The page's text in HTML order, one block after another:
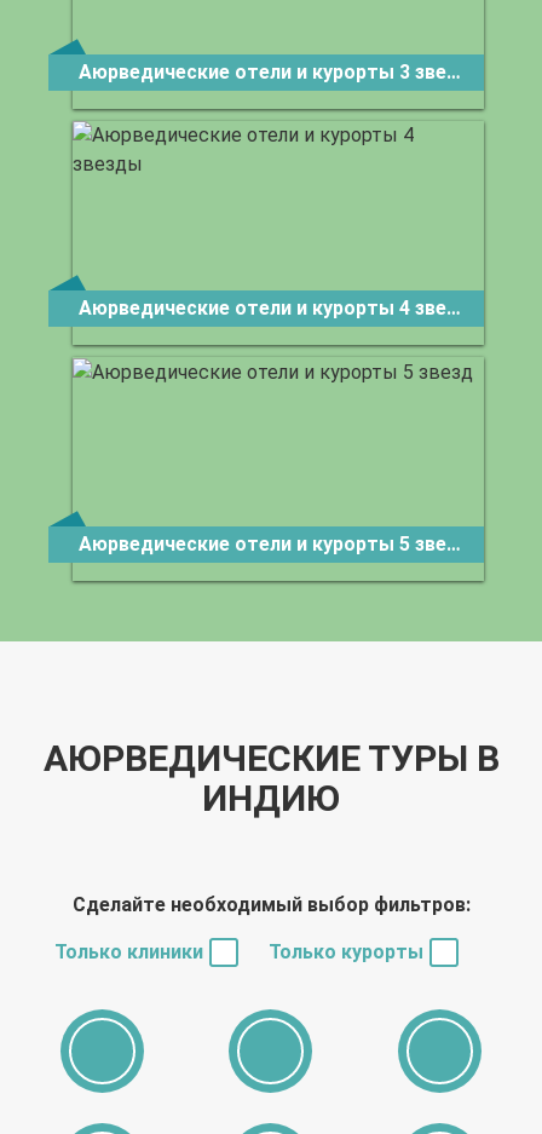
Аюрведические отели и курорты 3 звезды
Аюрведические отели и курорты 4 звезды
Аюрведические отели и курорты 5 звезд
АЮРВЕДИЧЕСКИЕ ТУРЫ В
ИНДИЮ
Сделайте необходимый выбор фильтров:
Только клиники Только курорты